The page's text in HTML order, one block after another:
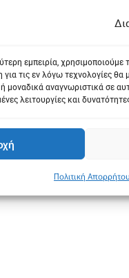
εμπειρία,
τις εν λόγω τεχνολογίες
μοναδικά αναγνωριστικά σε
λειτουργίες και
Πολιτική